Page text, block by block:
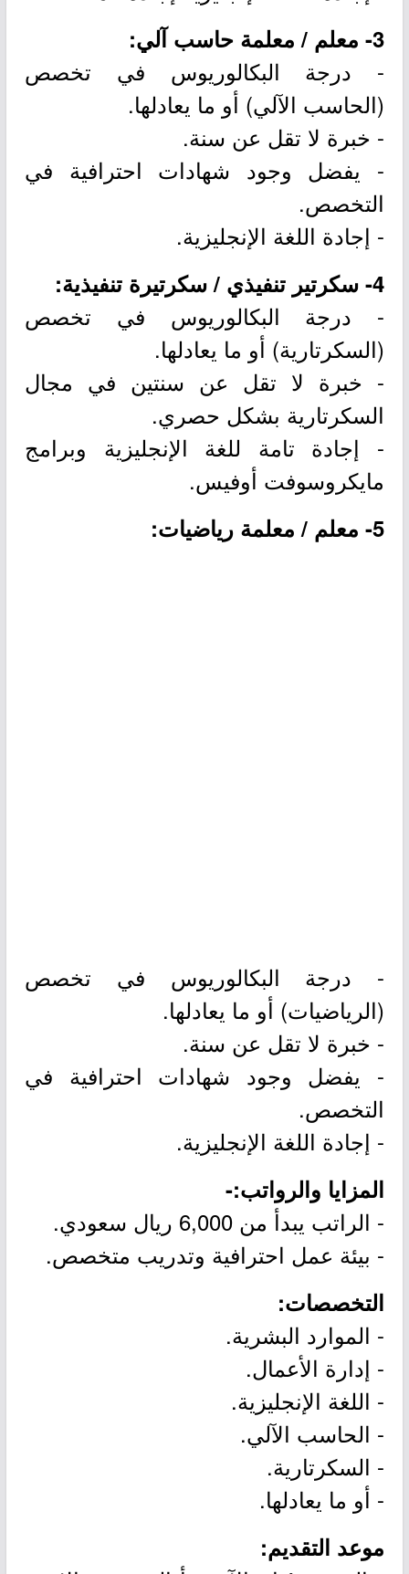
3- معلم / معلمة حاسب آلي:
- درجة البكالوريوس في تخصص
(الحاسب الآلي) أو ما يعادلها.
- خبرة لا تقل عن سنة.
- يفضل وجود شهادات احترافية في
التخصص.
- إجادة اللغة الإنجليزية.
4- سكرتير تنفيذي / سكرتيرة تنفيذية:
- درجة البكالوريوس في تخصص
(السكرتارية) أو ما يعادلها.
- خبرة لا تقل عن سنتين في مجال
السكرتارية بشكل حصري.
- إجادة تامة للغة الإنجليزية وبرامج
مايكروسوفت أوفيس.
5- معلم / معلمة رياضيات:
- درجة البكالوريوس في تخصص
(الرياضيات) أو ما يعادلها.
- خبرة لا تقل عن سنة.
- يفضل وجود شهادات احترافية في
التخصص.
- إجادة اللغة الإنجليزية.
المزايا والرواتب:-
- الراتب يبدأ من 6,000 ريال سعودي.
- بيئة عمل احترافية وتدريب متخصص.
التخصصات:
- الموارد البشرية.
- إدارة الأعمال.
- اللغة الإنجليزية.
- الحاسب الآلي.
- السكرتارية.
- أو ما يعادلها.
موعد التقديم: